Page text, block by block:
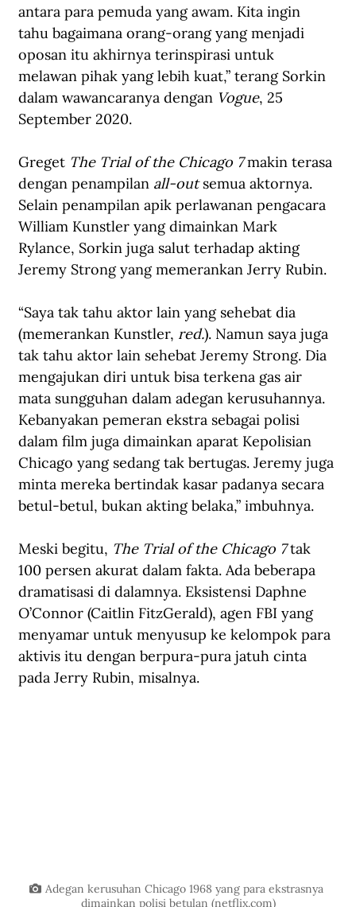
antara para pemuda yang awam. Kita ingin
tahu bagaimana orang-orang yang menjadi
oposan itu akhirnya terinspirasi untuk
melawan pihak yang lebih kuat,” terang Sorkin
dalam wawancaranya dengan Vogue, 25
September 2020.
Greget The Trial of the Chicago 7 makin terasa
dengan penampilan all-out semua aktornya.
Selain penampilan apik perlawanan pengacara
William Kunstler yang dimainkan Mark
Rylance, Sorkin juga salut terhadap akting
Jeremy Strong yang memerankan Jerry Rubin.
“Saya tak tahu aktor lain yang sehebat dia
(memerankan Kunstler, red.). Namun saya juga
tak tahu aktor lain sehebat Jeremy Strong. Dia
mengajukan diri untuk bisa terkena gas air
mata sungguhan dalam adegan kerusuhannya.
Kebanyakan pemeran ekstra sebagai polisi
dalam film juga dimainkan aparat Kepolisian
Chicago yang sedang tak bertugas. Jeremy juga
minta mereka bertindak kasar padanya secara
betul-betul, bukan akting belaka,” imbuhnya.
Meski begitu, The Trial of the Chicago 7 tak
100 persen akurat dalam fakta. Ada beberapa
dramatisasi di dalamnya. Eksistensi Daphne
O’Connor (Caitlin FitzGerald), agen FBI yang
menyamar untuk menyusup ke kelompok para
aktivis itu dengan berpura-pura jatuh cinta
pada Jerry Rubin, misalnya.
Adegan kerusuhan Chicago 1968 yang para ekstrasnya
dimainkan polisi betulan (netflix.com)